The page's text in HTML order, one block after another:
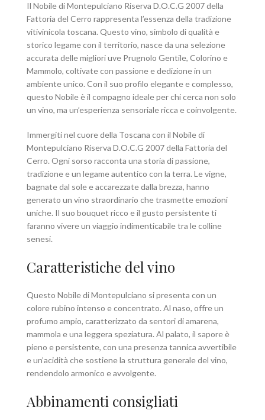
Il Nobile di Montepulciano Riserva D.O.C.G 2007 della
Fattoria del Cerro rappresenta l’essenza della tradizione
vitivinicola toscana. Questo vino, simbolo di qualità e
storico legame con il territorio, nasce da una selezione
accurata delle migliori uve Prugnolo Gentile, Colorino e
Mammolo, coltivate con passione e dedizione in un
ambiente unico. Con il suo profilo elegante e complesso,
questo Nobile è il compagno ideale per chi cerca non solo
un vino, ma un’esperienza sensoriale ricca e coinvolgente.
Immergiti nel cuore della Toscana con il Nobile di
Montepulciano Riserva D.O.C.G 2007 della Fattoria del
Cerro. Ogni sorso racconta una storia di passione,
tradizione e un legame autentico con la terra. Le vigne,
bagnate dal sole e accarezzate dalla brezza, hanno
generato un vino straordinario che trasmette emozioni
uniche. Il suo bouquet ricco e il gusto persistente ti
faranno vivere un viaggio indimenticabile tra le colline
senesi.
Caratteristiche del vino
Questo Nobile di Montepulciano si presenta con un
colore rubino intenso e concentrato. Al naso, offre un
profumo ampio, caratterizzato da sentori di amarena,
mammola e una leggera speziatura. Al palato, il sapore è
pieno e persistente, con una presenza tannica avvertibile
e un’acidità che sostiene la struttura generale del vino,
rendendolo armonico e avvolgente.
Abbinamenti consigliati